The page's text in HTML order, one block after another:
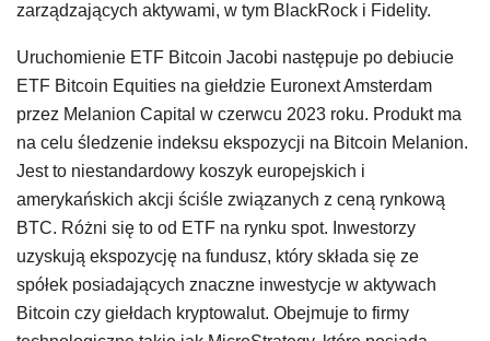
zarządzających aktywami, w tym BlackRock i Fidelity.
Uruchomienie ETF Bitcoin Jacobi następuje po debiucie
ETF Bitcoin Equities na giełdzie Euronext Amsterdam
przez Melanion Capital w czerwcu 2023 roku. Produkt ma
na celu śledzenie indeksu ekspozycji na Bitcoin Melanion.
Jest to niestandardowy koszyk europejskich i
amerykańskich akcji ściśle związanych z ceną rynkową
BTC. Różni się to od ETF na rynku spot. Inwestorzy
uzyskują ekspozycję na fundusz, który składa się ze
spółek posiadających znaczne inwestycje w aktywach
Bitcoin czy giełdach kryptowalut. Obejmuje to firmy